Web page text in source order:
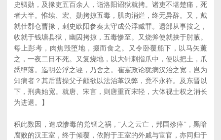
史驷勋，及掾吏五百余人，诣洛阳诏狱就拷。诸吏不堪楚痛，死
者大半。惟续、宏、勋拷掠五毒，肌肉消烂，终无异辞。又，戴
就仕郡仓曹掾，刺史欧阳参奏太守成公浮臧罪。遗部从事按之，
收就于钱塘县狱，幽囚拷掠，五毒惨至。又烧斧使就挟于肘腋。
每上彭考，肉焦毁堕地，掇而食之。又令卧覆船下，以马矢薰
之，一夜二日不死。又复烧地，以大针刺指爪中，使以把土，爪
悉堕落。迄明公浮之诬，乃舍之。崔寔政论犹病汉治之宽，岂为
知病者？其后曹操父子颇欲以法治革汉弊，竟不永祚。及东晋以
下，刑典始宽。就唐、宋言，则唐重而宋轻，大体视士权之消长
为进退。】
积此数因，造成惨毒的党锢之祸，“人之云亡，邦国殄瘁”，黑暗
腐败的汉王室，终于倾覆，依附于王室的外戚与宦官，亦同归于